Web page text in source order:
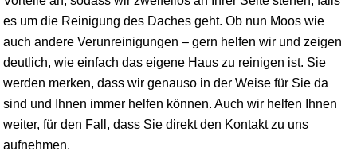
es um die Reinigung des Daches geht. Ob nun Moos wie
auch andere Verunreinigungen – gern helfen wir und zeigen
deutlich, wie einfach das eigene Haus zu reinigen ist. Sie
werden merken, dass wir genauso in der Weise für Sie da
sind und Ihnen immer helfen können. Auch wir helfen Ihnen
weiter, für den Fall, dass Sie direkt den Kontakt zu uns
aufnehmen.